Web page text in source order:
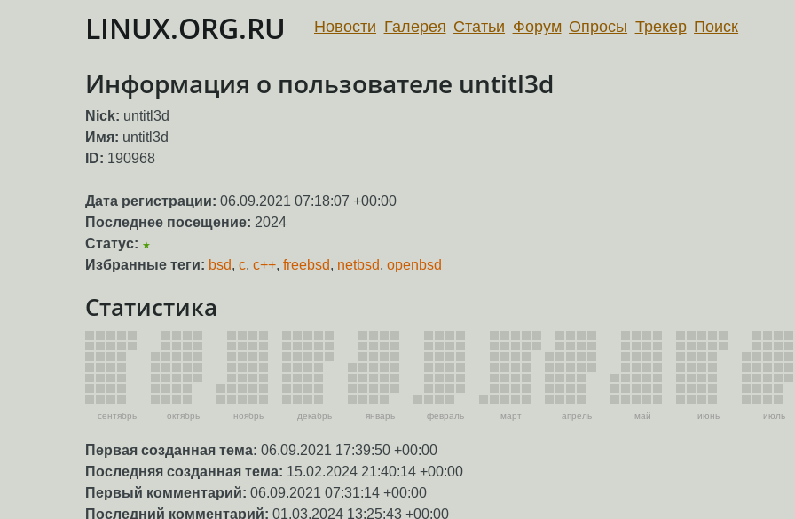
LINUX.ORG.RU Новости Галерея Статьи Форум Опросы Трекер Поиск
Информация о пользователе untitl3d
Nick: untitl3d
Имя: untitl3d
ID: 190968
Дата регистрации: 06.09.2021 07:18:07 +00:00
Последнее посещение: 2024
Статус: ★
Избранные теги: bsd, c, c++, freebsd, netbsd, openbsd
Статистика
сентябрь октябрь ноябрь декабрь январь февраль март апрель май июнь июль
Первая созданная тема: 06.09.2021 17:39:50 +00:00
Последняя созданная тема: 15.02.2024 21:40:14 +00:00
Первый комментарий: 06.09.2021 07:31:14 +00:00
Последний комментарий: 01.03.2024 13:25:43 +00:00